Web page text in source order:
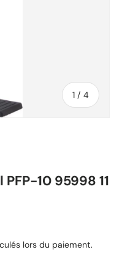
1 / de
4
10 95998 11
lors du paiement.